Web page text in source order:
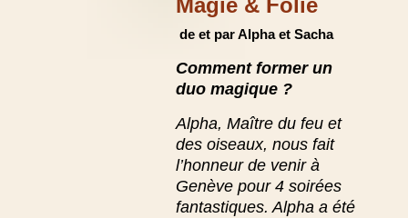
Magie & Folie
de et par Alpha et Sacha
Comment former un
duo magique ?
Alpha, Maître du feu et
des oiseaux, nous fait
l’honneur de venir à
Genève pour 4 soirées
fantastiques. Alpha a été